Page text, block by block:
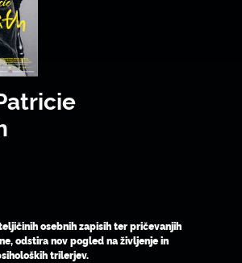
osebnih zapisih ter pričevanjih
odstira nov pogled na življenje in
trilerjev.